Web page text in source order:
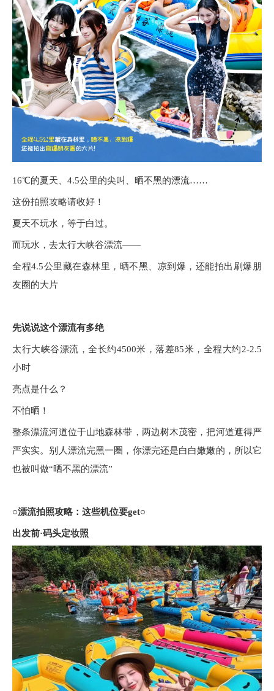
16℃的夏天、4.5公里的尖叫、晒不黑的漂流……
这份拍照攻略请收好！
夏天不玩水，等于白过。
而玩水，去太行大峡谷漂流——
全程4.5公里藏在森林里，晒不黑、凉到爆，还能拍出刷爆朋
友圈的大片
先说说这个漂流有多绝
太行大峡谷漂流，全长约4500米，落差85米，全程大约2-2.5
小时
亮点是什么？
不怕晒！
整条漂流河道位于山地森林带，两边树木茂密，把河道遮得严
严实实。别人漂流完黑一圈，你漂完还是白白嫩嫩的，所以它
也被叫做“晒不黑的漂流”
○漂流拍照攻略：这些机位要get○
出发前·码头定妆照